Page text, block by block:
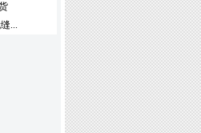
...